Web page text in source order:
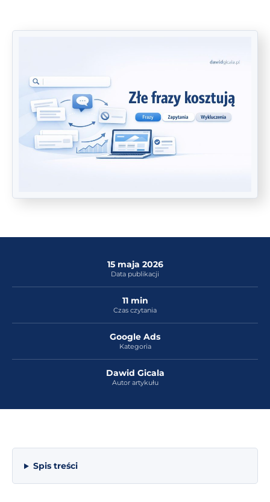
15 maja 2026
Data publikacji
11 min
Czas czytania
Google Ads
Kategoria
Dawid Gicala
Autor artykułu
Spis treści